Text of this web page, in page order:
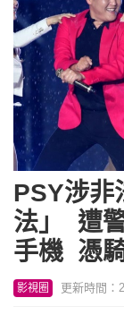
PSY涉非
法」 遭
手機 憑
影視圈 更新時間：